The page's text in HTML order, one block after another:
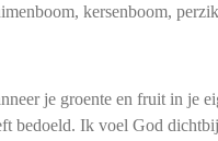
kersenboom,
je groente en fruit in je
bedoeld. Ik voel God